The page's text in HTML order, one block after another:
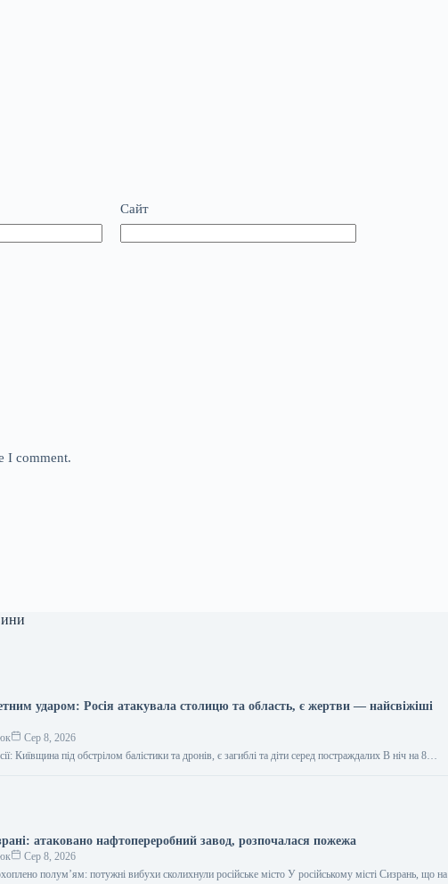
Сайт
I comment.
ударом: Росія атакувала столицю та область, є жертви — найсвіжіші
Сер 8, 2026
Київщина під обстрілом балістики та дронів, є загиблі та діти серед постраждалих В ніч на 8…
атаковано нафтопереробний завод, розпочалася пожежа
Сер 8, 2026
полум’ям: потужні вибухи сколихнули російське місто У російському місті Сизрань, що на